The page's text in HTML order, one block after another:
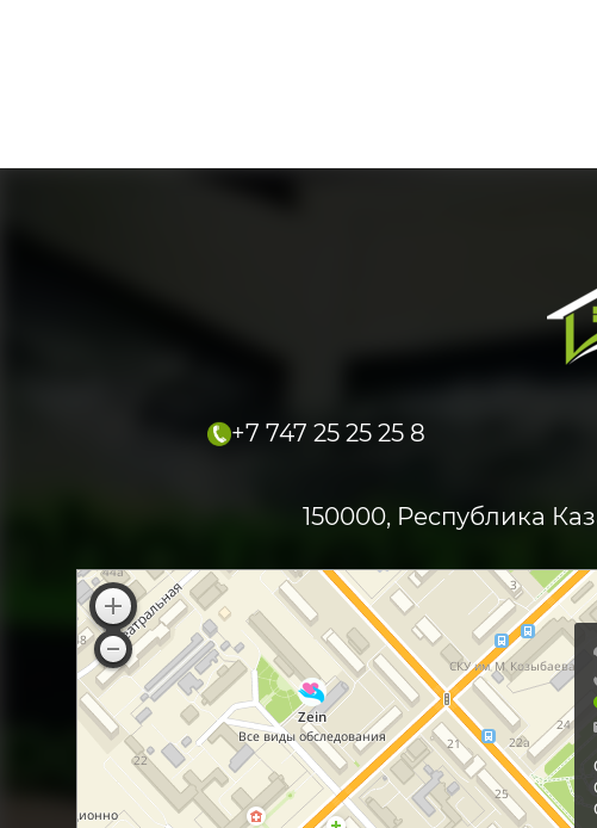
+7 747 25 25 25 8
150000, Республика